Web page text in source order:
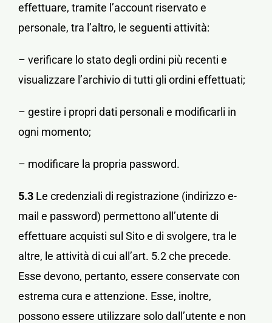
effettuare, tramite l’account riservato e
personale, tra l’altro, le seguenti attività:
– verificare lo stato degli ordini più recenti e
visualizzare l’archivio di tutti gli ordini effettuati;
– gestire i propri dati personali e modificarli in
ogni momento;
– modificare la propria password.
5.3 Le credenziali di registrazione (indirizzo e-
mail e password) permettono all’utente di
effettuare acquisti sul Sito e di svolgere, tra le
altre, le attività di cui all’art. 5.2 che precede.
Esse devono, pertanto, essere conservate con
estrema cura e attenzione. Esse, inoltre,
possono essere utilizzare solo dall’utente e non